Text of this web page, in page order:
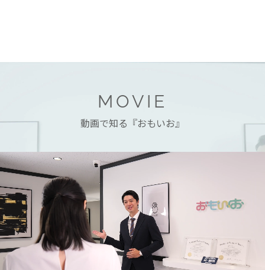
MOVIE
動画で知る『おもいお』